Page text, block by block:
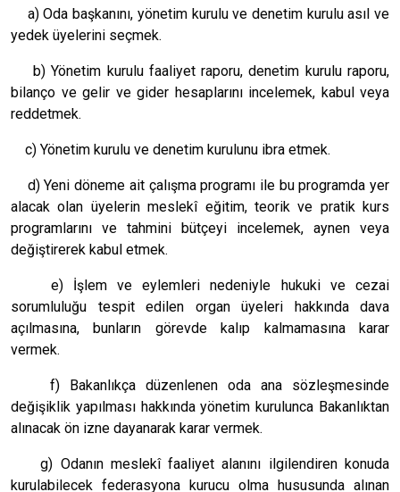
a) Oda başkanını, yönetim kurulu ve denetim kurulu asıl ve
yedek üyelerini seçmek.
b) Yönetim kurulu faaliyet raporu, denetim kurulu raporu,
bilanço ve gelir ve gider hesaplarını incelemek, kabul veya
reddetmek.
c) Yönetim kurulu ve denetim kurulunu ibra etmek.
d) Yeni döneme ait çalışma programı ile bu programda yer
alacak olan üyelerin meslekî eğitim, teorik ve pratik kurs
programlarını ve tahmini bütçeyi incelemek, aynen veya
değiştirerek kabul etmek.
e) İşlem ve eylemleri nedeniyle hukuki ve cezai
sorumluluğu tespit edilen organ üyeleri hakkında dava
açılmasına, bunların görevde kalıp kalmamasına karar
vermek.
f) Bakanlıkça düzenlenen oda ana sözleşmesinde
değişiklik yapılması hakkında yönetim kurulunca Bakanlıktan
alınacak ön izne dayanarak karar vermek.
g) Odanın meslekî faaliyet alanını ilgilendiren konuda
kurulabilecek federasyona kurucu olma hususunda alınan